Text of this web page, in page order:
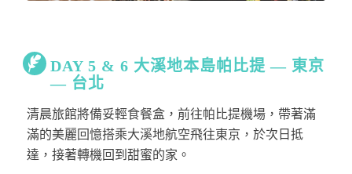
DAY 5 & 6 大溪地本島帕比提 — 東京
— 台北
清晨旅館將備妥輕食餐盒，前往帕比提機場，帶著滿
滿的美麗回憶搭乘大溪地航空飛往東京，於次日抵
達，接著轉機回到甜蜜的家。